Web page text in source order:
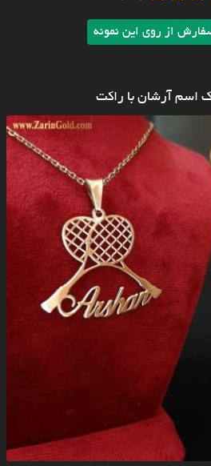
از روی این نمونه
اسم آرشان با راکت